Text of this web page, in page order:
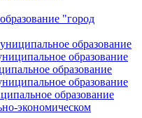
"город
образование
образование
образование
образование
образование
экономическом